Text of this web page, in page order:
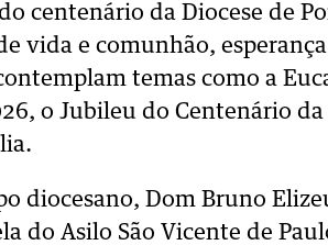
centenário da Diocese de
vida e comunhão, esperança
temas como a
o Jubileu do Centenário da
diocesano, Dom Bruno
do Asilo São Vicente de